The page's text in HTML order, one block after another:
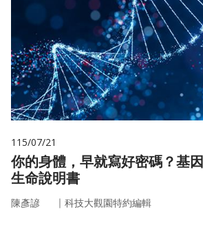
115/07/21
你的身體，早就寫好密碼？基
生命說明書
陳彥諺 ｜ 科技大觀園特約編輯